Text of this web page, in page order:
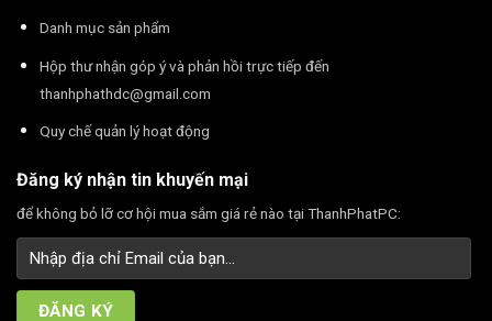
Danh mục sản phẩm
Hộp thư nhận góp ý và phản hồi trực tiếp đến
thanhphathdc@gmail.com
Quy chế quản lý hoạt động
Đăng ký nhận tin khuyến mại
để không bỏ lỡ cơ hội mua sắm giá rẻ nào tại ThanhPhatPC: